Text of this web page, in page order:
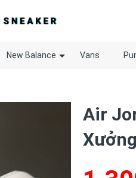
New Balance Vans
Air